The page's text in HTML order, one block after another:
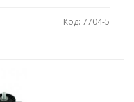
Код: 7704-5